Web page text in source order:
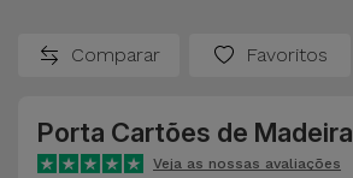
Comparar Favoritos
Porta Cartões de Madeira
Veja as nossas avaliações